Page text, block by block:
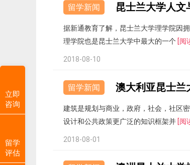
留学新闻 昆士兰大学人
据新通教育了解，昆士兰大学理学院因
理学院也是昆士兰大学中最大的一个 [阅
2018-08-10
留学新闻 澳大利亚昆士兰
建筑是规划与商业，政府，社会，社区
设计和公共政策更广泛的知识框架并 [阅
2018-08-01
立即
咨询
留学
评估